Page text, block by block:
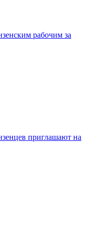
рабочим за
приглашают на